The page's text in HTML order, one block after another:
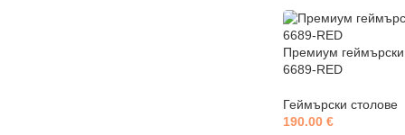
Премиум
6689-RED
Геймърски столове
190.00 €